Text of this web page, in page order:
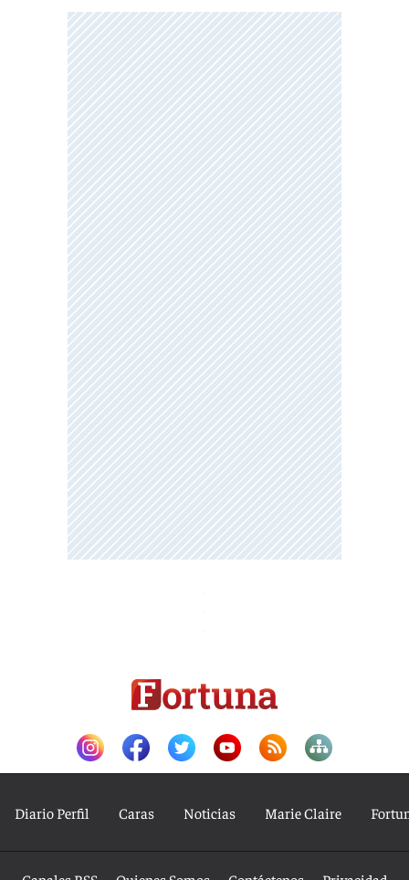
Diario Perfil Caras Noticias Marie Claire